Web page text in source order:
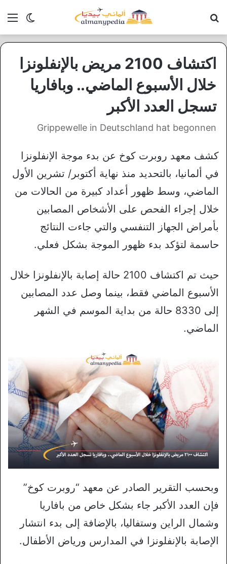
الوضع
اكتشاف 2100 مريض بالإنفلونزا
خلال الأسبوع الماضي.. وبافاريا
تسجل العدد الأكبر
Grippewelle in Deutschland hat begonnen
كشف معهد روبرت كوخ عن بدء موجة الإنفلونزا
في ألمانيا، بالتحديد منذ نهاية أكتوبر/ تشرين الأول
الماضي، وسط ظهور أعداد كبيرة من الحالات من
خلال إجراء الفحص على الأشخاص المصابين
بأمراض الجهاز التنفسي والتي جاءت النتائج
حاسمة لتؤكد بدء ظهور الموجة بشكل فعلي.
حيث تم اكتشاف 2100 حالة إصابة بالإنفلونزا خلال
الأسبوع الماضي فقط، بينما وصل عدد المصابين
إلى 8330 حالة من بداية الموسم في الشهر
الماضي.
وبحسب التقرير الصادر عن معهد “روبرت كوخ”
فإن العدد الأكبر جاء بشكل خاص من بافاريا
وشمال الراين وستفاليا، بالإضافة إلى بدء انتشار
الإصابة بالإنفلونزا في المدارس ورياض الأطفال.